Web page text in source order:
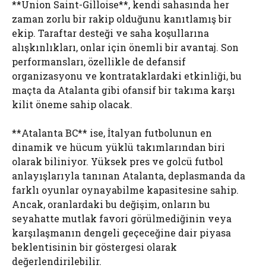
**Union Saint-Gilloise**, kendi sahasında her
zaman zorlu bir rakip olduğunu kanıtlamış bir
ekip. Taraftar desteği ve saha koşullarına
alışkınlıkları, onlar için önemli bir avantaj. Son
performansları, özellikle de defansif
organizasyonu ve kontrataklardaki etkinliği, bu
maçta da Atalanta gibi ofansif bir takıma karşı
kilit öneme sahip olacak.
**Atalanta BC** ise, İtalyan futbolunun en
dinamik ve hücum yüklü takımlarından biri
olarak biliniyor. Yüksek pres ve golcü futbol
anlayışlarıyla tanınan Atalanta, deplasmanda da
farklı oyunlar oynayabilme kapasitesine sahip.
Ancak, oranlardaki bu değişim, onların bu
seyahatte mutlak favori görülmediğinin veya
karşılaşmanın dengeli geçeceğine dair piyasa
beklentisinin bir göstergesi olarak
değerlendirilebilir.